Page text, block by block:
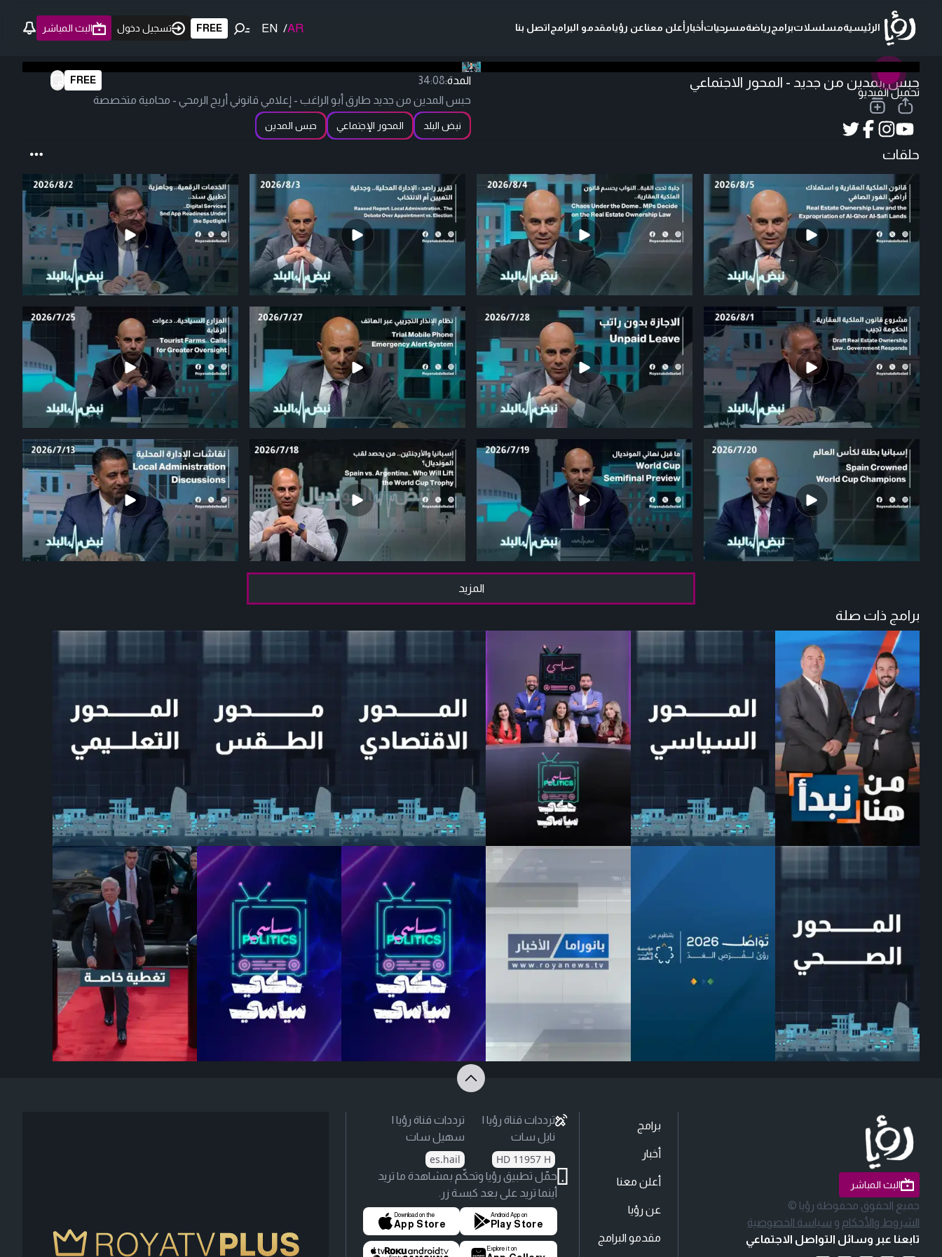
الرئيسيةمسلسلاتبرامجرياضةمسرحياتأخبارأعلن معناعن رؤيامقدمو البرامجاتصل بنا AR
/
EN
FREE تسجيل دخول البث المباشر
تحميل الفيديو
FREE حبس المدين من جديد - المحور الاجتماعي المدة:34:08
حبس المدين من جديد طارق أبو الراغب - إعلامي قانوني أريج الرمحي - محامية متخصصة
نبض البلد المحور الإجتماعي حبس المدين
حلقات
المزيد
برامج ذات صلة
البث المباشر
جميع الحقوق محفوظة رؤيا ©
الشروط والأحكام و سياسة الخصوصية
تابعنا عبر وسائل التواصل الاجتماعي
برامج
أخبار
أعلن معنا
عن رؤيا
مقدمو البرامج
ترددات قناة رؤيا |
نايل سات
HD 11957 H
ترددات قناة رؤيا |
سهيل سات
es.hail
حمّل تطبيق رؤيا وتحكّم بمشاهدة ما تريد
أينما تريد على بعد كبسة زر.
Android App on
Play Store
Download on the
App Store
Explore it on